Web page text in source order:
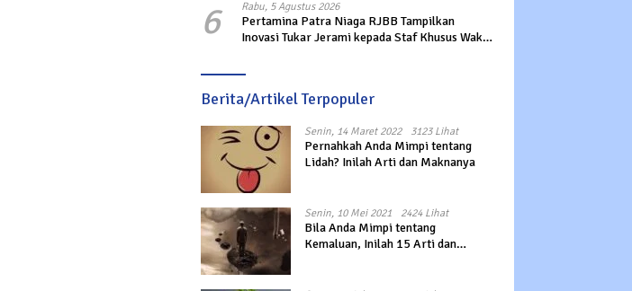
6 Rabu, 5 Agustus 2026
Pertamina Patra Niaga RJBB Tampilkan
Inovasi Tukar Jerami kepada Staf Khusus Wakil
Berita/Artikel Terpopuler
Senin, 14 Maret 2022 3123 Lihat
Pernahkah Anda Mimpi tentang
Lidah? Inilah Arti dan Maknanya
Senin, 10 Mei 2021 2424 Lihat
Bila Anda Mimpi tentang
Kemaluan, Inilah 15 Arti dan